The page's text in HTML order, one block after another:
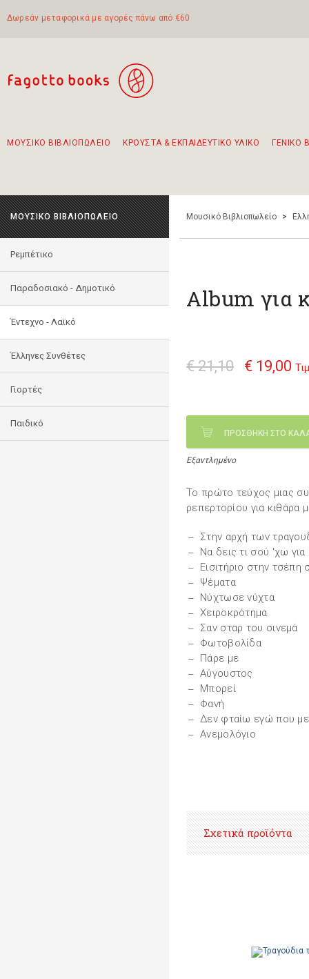
Δωρεάν μεταφορικά με αγορές πάνω από €60
ΜΟΥΣΙΚΟ ΒΙΒΛΙΟΠΩΛΕΙΟ ΚΡΟΥΣΤΑ & ΕΚΠΑΙΔΕΥΤΙΚΟ ΥΛΙΚΟ ΓΕΝΙΚΟ
ΜΟΥΣΙΚΟ ΒΙΒΛΙΟΠΩΛΕΙΟ
Ρεμπέτικο
Παραδοσιακό - Δημοτικό
Έντεχνο - Λαϊκό
Έλληνες Συνθέτες
Γιορτές
Παιδικό
Μουσικό Βιβλιοπωλείο >
Album για
€ 21,10 € 19,00
ΠΡΟΣΘΗΚΗ ΣΤΟ
Εξαντλημένο
Το πρώτο τεύχος μιας
ρεπερτορίου για
Στην αρχή των
Να δεις τι σού 'χω για
Εισιτήριο στην τσέπη
Ψέματα
Νύχτωσε νύχτα
Χειροκρότημα
Σαν σταρ του σινεμά
Φωτοβολίδα
Πάρε με
Αύγουστος
Μπορεί
Φανή
Δεν φταίω εγώ που
Ανεμολόγιο
Σχετικά προϊόντα